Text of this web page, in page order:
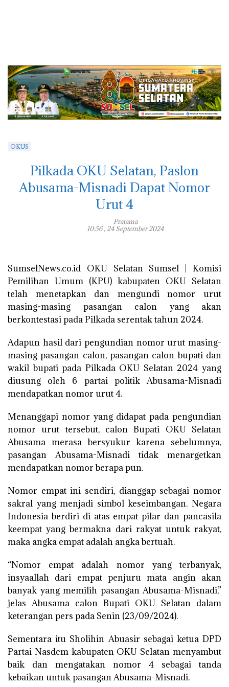
OKUS
Pilkada OKU Selatan, Paslon
Abusama-Misnadi Dapat Nomor
Urut 4
Pratama
10:56 , 24 September 2024
SumselNews.co.id OKU Selatan Sumsel | Komisi
Pemilihan Umum (KPU) kabupaten OKU Selatan
telah menetapkan dan mengundi nomor urut
masing-masing pasangan calon yang akan
berkontestasi pada Pilkada serentak tahun 2024.
Adapun hasil dari pengundian nomor urut masing-
masing pasangan calon, pasangan calon bupati dan
wakil bupati pada Pilkada OKU Selatan 2024 yang
diusung oleh 6 partai politik Abusama-Misnadi
mendapatkan nomor urut 4.
Menanggapi nomor yang didapat pada pengundian
nomor urut tersebut, calon Bupati OKU Selatan
Abusama merasa bersyukur karena sebelumnya,
pasangan Abusama-Misnadi tidak menargetkan
mendapatkan nomor berapa pun.
Nomor empat ini sendiri, dianggap sebagai nomor
sakral yang menjadi simbol keseimbangan. Negara
Indonesia berdiri di atas empat pilar dan pancasila
keempat yang bermakna dari rakyat untuk rakyat,
maka angka empat adalah angka bertuah.
“Nomor empat adalah nomor yang terbanyak,
insyaallah dari empat penjuru mata angin akan
banyak yang memilih pasangan Abusama-Misnadi,”
jelas Abusama calon Bupati OKU Selatan dalam
keterangan pers pada Senin (23/09/2024).
Sementara itu Sholihin Abuasir sebagai ketua DPD
Partai Nasdem kabupaten OKU Selatan menyambut
baik dan mengatakan nomor 4 sebagai tanda
kebaikan untuk pasangan Abusama-Misnadi.